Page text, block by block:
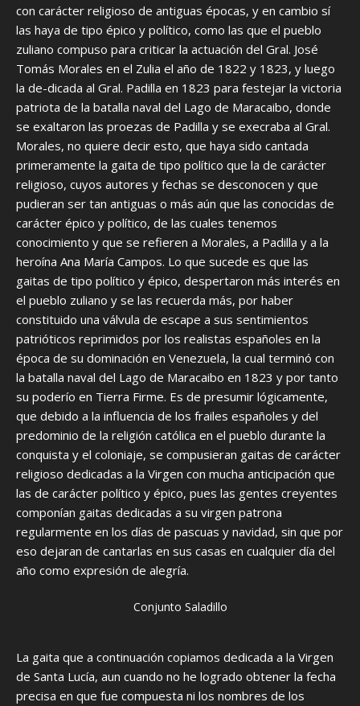
con carácter religioso de antiguas épocas, y en cambio sí
las haya de tipo épico y político, como las que el pueblo
zuliano compuso para criticar la actuación del Gral. José
Tomás Morales en el Zulia el año de 1822 y 1823, y luego
la de-dicada al Gral. Padilla en 1823 para festejar la victoria
patriota de la batalla naval del Lago de Maracaibo, donde
se exaltaron las proezas de Padilla y se execraba al Gral.
Morales, no quiere decir esto, que haya sido cantada
primeramente la gaita de tipo político que la de carácter
religioso, cuyos autores y fechas se desconocen y que
pudieran ser tan antiguas o más aún que las conocidas de
carácter épico y político, de las cuales tenemos
conocimiento y que se refieren a Morales, a Padilla y a la
heroína Ana María Campos. Lo que sucede es que las
gaitas de tipo político y épico, despertaron más interés en
el pueblo zuliano y se las recuerda más, por haber
constituido una válvula de escape a sus sentimientos
patrióticos reprimidos por los realistas españoles en la
época de su dominación en Venezuela, la cual terminó con
la batalla naval del Lago de Maracaibo en 1823 y por tanto
su poderío en Tierra Firme. Es de presumir lógicamente,
que debido a la influencia de los frailes españoles y del
predominio de la religión católica en el pueblo durante la
conquista y el coloniaje, se compusieran gaitas de carácter
religioso dedicadas a la Virgen con mucha anticipación que
las de carácter político y épico, pues las gentes creyentes
componían gaitas dedicadas a su virgen patrona
regularmente en los días de pascuas y navidad, sin que por
eso dejaran de cantarlas en sus casas en cualquier día del
año como expresión de alegría.
Conjunto Saladillo
La gaita que a continuación copiamos dedicada a la Virgen
de Santa Lucía, aun cuando no he logrado obtener la fecha
precisa en que fue compuesta ni los nombres de los